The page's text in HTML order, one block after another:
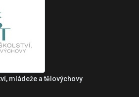
mládeže a tělovýchovy